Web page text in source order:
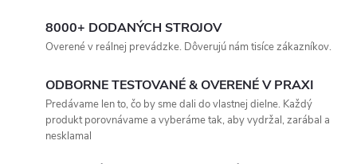
8000+ DODANÝCH STROJOV
Overené v reálnej prevádzke. Dôverujú nám tisíce zákazníkov.
ODBORNE TESTOVANÉ & OVERENÉ V PRAXI
Predávame len to, čo by sme dali do vlastnej dielne. Každý
produkt porovnávame a vyberáme tak, aby vydržal, zarábal a
nesklamal